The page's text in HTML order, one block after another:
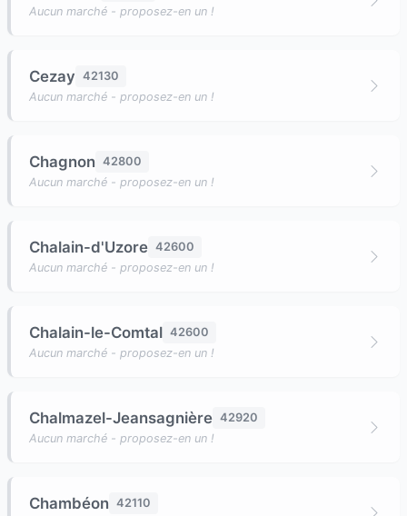
Aucun marché - proposez-en un !
Cezay 42130
Aucun marché - proposez-en un !
Chagnon 42800
Aucun marché - proposez-en un !
Chalain-d'Uzore 42600
Aucun marché - proposez-en un !
Chalain-le-Comtal 42600
Aucun marché - proposez-en un !
Chalmazel-Jeansagnière 42920
Aucun marché - proposez-en un !
Chambéon 42110